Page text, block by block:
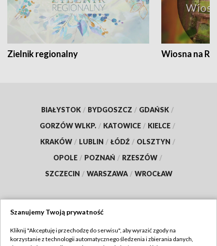
Zielnik regionalny Wiosna na
BIAŁYSTOK / BYDGOSZCZ / GDAŃSK /
GORZÓW WLKP. / KATOWICE / KIELCE /
KRAKÓW / LUBLIN / ŁÓDŹ / OLSZTYN /
OPOLE / POZNAŃ / RZESZÓW /
SZCZECIN / WARSZAWA / WROCŁAW
TVP
Szanujemy Twoją prywatność
Kliknij "Akceptuję i przechodzę do serwisu", aby wyrazić zgody na
korzystanie z technologii automatycznego śledzenia i zbierania danych,